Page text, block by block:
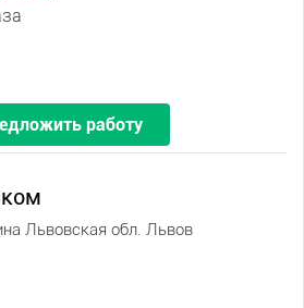
работу
Львовская обл. Львов